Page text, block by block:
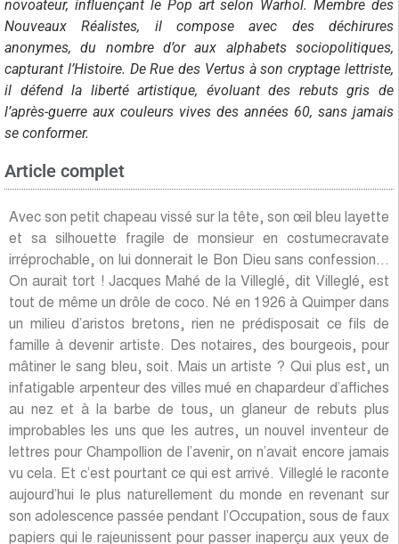
novoateur, influençant le Pop art selon Warhol. Membre des
Nouveaux Réalistes, il compose avec des déchirures
anonymes, du nombre d’or aux alphabets sociopolitiques,
capturant l’Histoire. De Rue des Vertus à son cryptage lettriste,
il défend la liberté artistique, évoluant des rebuts gris de
l’après-guerre aux couleurs vives des années 60, sans jamais
se conformer.
Article complet
Avec son petit chapeau vissé sur la tête, son œil bleu layette
et sa silhouette fragile de monsieur en costumecravate
irréprochable, on lui donnerait le Bon Dieu sans confession…
On aurait tort ! Jacques Mahé de la Villeglé, dit Villeglé, est
tout de même un drôle de coco. Né en 1926 à Quimper dans
un milieu d’aristos bretons, rien ne prédisposait ce fils de
famille à devenir artiste. Des notaires, des bourgeois, pour
mâtiner le sang bleu, soit. Mais un artiste ? Qui plus est, un
infatigable arpenteur des villes mué en chapardeur d’affiches
au nez et à la barbe de tous, un glaneur de rebuts plus
improbables les uns que les autres, un nouvel inventeur de
lettres pour Champollion de l’avenir, on n’avait encore jamais
vu cela. Et c’est pourtant ce qui est arrivé. Villeglé le raconte
aujourd’hui le plus naturellement du monde en revenant sur
son adolescence passée pendant l’Occupation, sous de faux
papiers qui le rajeunissent pour passer inaperçu aux yeux de